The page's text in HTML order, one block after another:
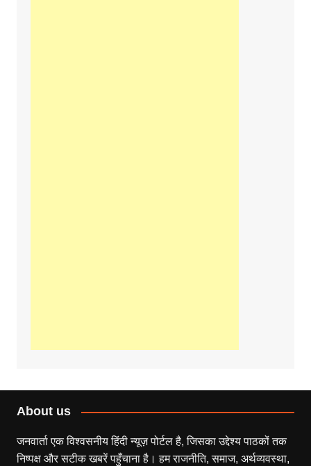
About us
जनवार्ता एक विश्वसनीय हिंदी न्यूज़ पोर्टल है, जिसका उद्देश्य पाठकों तक
निष्पक्ष और सटीक खबरें पहुँचाना है। हम राजनीति, समाज, अर्थव्यवस्था,